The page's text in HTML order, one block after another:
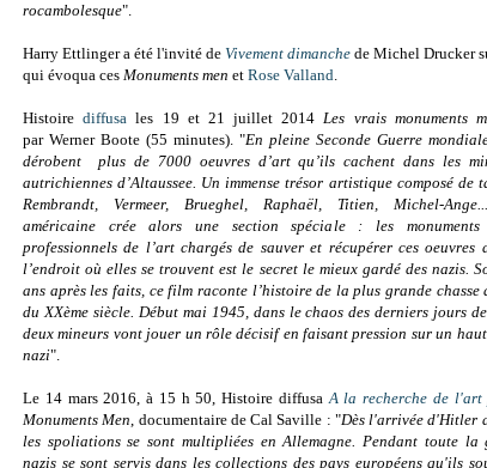
rocambolesque".
Harry Ettlinger a été l'invité de Vivement dimanche de Michel Drucker
qui évoqua ces Monuments men et Rose Valland.
Histoirediffusa les 19 et 21 juillet 2014Les vrais monuments
par Werner Boote (55 minutes). "En pleine Seconde Guerre
dérobent plus de 7000 oeuvres d’art qu’ils cachent dans les
autrichiennes d’Altaussee. Un immense trésor artistique composé de
Rembrandt, Vermeer, Brueghel, Raphaël, Titien, Michel-
américaine crée alors une section spéciale : les monuments
professionnels de l’art chargés de sauver et récupérer ces oeuvres
l’endroit où elles se trouvent est le secret le mieux gardé des nazis.
ans après les faits, ce film raconte l’histoire de la plus grande chasse
du XXème siècle. Début mai 1945, dans le chaos des derniers jours
deux mineurs vont jouer un rôle décisif en faisant pression sur un
nazi".
Le 14 mars 2016, à 15 h 50, Histoire diffusaA la recherche de l'art
Monuments Men, documentaire de Cal Saville : "Dès l'arrivée d'Hitler
les spoliations se sont multipliées en Allemagne. Pendant toute la
nazis se sont servis dans les collections des pays européens qu'ils